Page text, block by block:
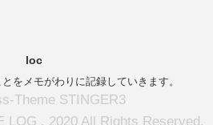
loc
をメモがわりに記録していきます。
Theme STINGER3
LOG , 2020 All Rights Reserved.